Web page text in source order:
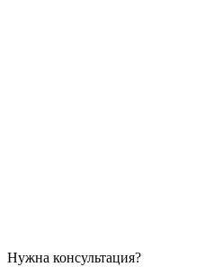
Нужна консультация?